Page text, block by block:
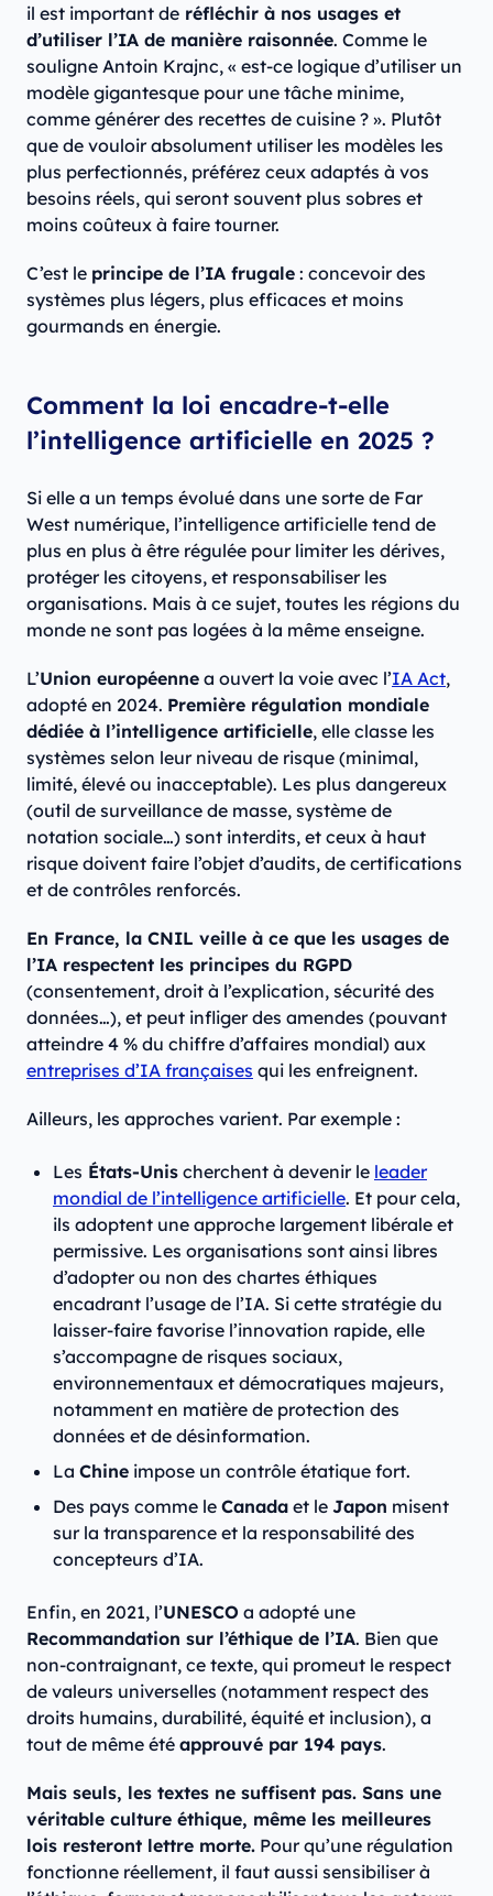
il est important de réfléchir à nos usages et
d’utiliser l’IA de manière raisonnée. Comme le
souligne Antoin Krajnc, « est-ce logique d’utiliser un
modèle gigantesque pour une tâche minime,
comme générer des recettes de cuisine ? ». Plutôt
que de vouloir absolument utiliser les modèles les
plus perfectionnés, préférez ceux adaptés à vos
besoins réels, qui seront souvent plus sobres et
moins coûteux à faire tourner.
C’est le principe de l’IA frugale : concevoir des
systèmes plus légers, plus efficaces et moins
gourmands en énergie.
Comment la loi encadre-t-elle
l’intelligence artificielle en 2025 ?
Si elle a un temps évolué dans une sorte de Far
West numérique, l’intelligence artificielle tend de
plus en plus à être régulée pour limiter les dérives,
protéger les citoyens, et responsabiliser les
organisations. Mais à ce sujet, toutes les régions du
monde ne sont pas logées à la même enseigne.
L’Union européenne a ouvert la voie avec l’IA Act,
adopté en 2024. Première régulation mondiale
dédiée à l’intelligence artificielle, elle classe les
systèmes selon leur niveau de risque (minimal,
limité, élevé ou inacceptable). Les plus dangereux
(outil de surveillance de masse, système de
notation sociale…) sont interdits, et ceux à haut
risque doivent faire l’objet d’audits, de certifications
et de contrôles renforcés.
En France, la CNIL veille à ce que les usages de
l’IA respectent les principes du RGPD
(consentement, droit à l’explication, sécurité des
données…), et peut infliger des amendes (pouvant
atteindre 4 % du chiffre d’affaires mondial) aux
entreprises d’IA françaises qui les enfreignent.
Ailleurs, les approches varient. Par exemple :
Les États-Unis cherchent à devenir le leader
mondial de l’intelligence artificielle. Et pour cela,
ils adoptent une approche largement libérale et
permissive. Les organisations sont ainsi libres
d’adopter ou non des chartes éthiques
encadrant l’usage de l’IA. Si cette stratégie du
laisser-faire favorise l’innovation rapide, elle
s’accompagne de risques sociaux,
environnementaux et démocratiques majeurs,
notamment en matière de protection des
données et de désinformation.
La Chine impose un contrôle étatique fort.
Des pays comme le Canada et le Japon misent
sur la transparence et la responsabilité des
concepteurs d’IA.
Enfin, en 2021, l’UNESCO a adopté une
Recommandation sur l’éthique de l’IA. Bien que
non-contraignant, ce texte, qui promeut le respect
de valeurs universelles (notamment respect des
droits humains, durabilité, équité et inclusion), a
tout de même été approuvé par 194 pays.
Mais seuls, les textes ne suffisent pas. Sans une
véritable culture éthique, même les meilleures
lois resteront lettre morte. Pour qu’une régulation
fonctionne réellement, il faut aussi sensibiliser à